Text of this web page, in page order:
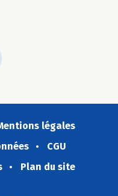
légales
CGU
Plan du site